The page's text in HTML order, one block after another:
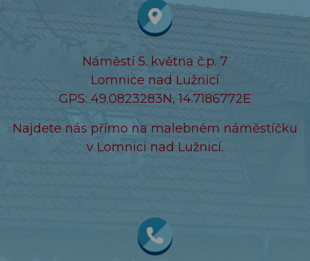
Náměstí 5. května č.p. 7
Lomnice nad Lužnicí
GPS: 49.0823283N, 14.7186772E
Najdete nás přímo na malebném náměstíčku
v Lomnici nad Lužnicí.